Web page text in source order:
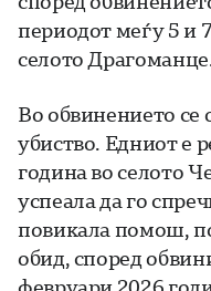
периодот меѓу 5 и
селото
Во обвинението се
убиство. Едниот е
година во селото
успеала да го
повикала помош,
обид, според